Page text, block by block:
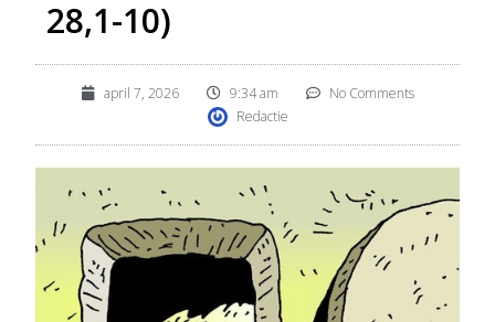
28,1-10)
april 7, 2026 9:34 am
No Comments
Redactie